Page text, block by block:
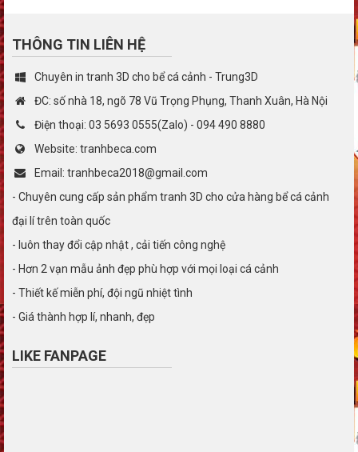
THÔNG TIN LIÊN HỆ
Chuyên in tranh 3D cho bể cá cảnh - Trung3D
ĐC: số nhà 18, ngõ 78 Vũ Trọng Phụng, Thanh Xuân, Hà Nội
Điện thoại: 03 5693 0555(Zalo) - 094 490 8880
Website: tranhbeca.com
Email: tranhbeca2018@gmail.com
- Chuyên cung cấp sản phẩm tranh 3D cho cửa hàng bể cá cảnh
đại lí trên toàn quốc
- luôn thay đổi cập nhật , cải tiến công nghệ
- Hơn 2 vạn mẫu ảnh đẹp phù hợp với mọi loại cá cảnh
- Thiết kế miễn phí, đội ngũ nhiệt tình
- Giá thành hợp lí, nhanh, đẹp
LIKE FANPAGE